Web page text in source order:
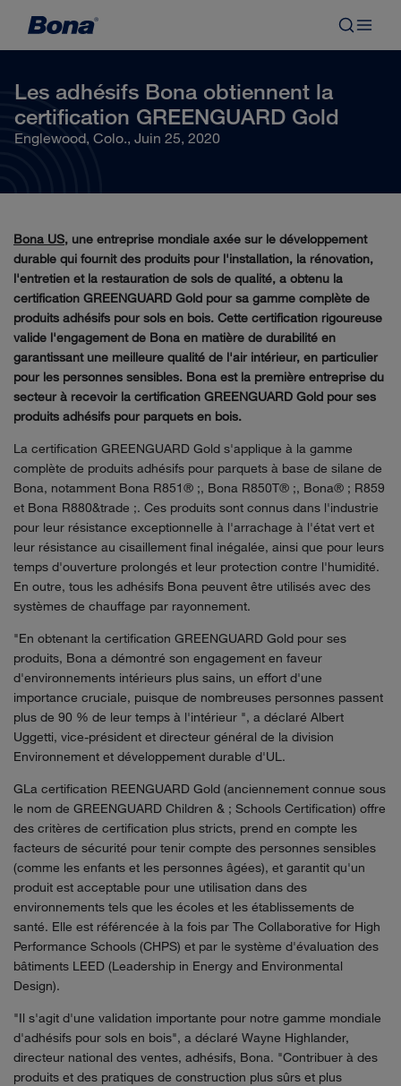
Les adhésifs Bona obtiennent la
certification GREENGUARD Gold
Englewood, Colo., Juin 25, 2020
Bona US, une entreprise mondiale axée sur le développement
durable qui fournit des produits pour l'installation, la rénovation,
l'entretien et la restauration de sols de qualité, a obtenu la
certification GREENGUARD Gold pour sa gamme complète de
produits adhésifs pour sols en bois. Cette certification rigoureuse
valide l'engagement de Bona en matière de durabilité en
garantissant une meilleure qualité de l'air intérieur, en particulier
pour les personnes sensibles. Bona est la première entreprise du
secteur à recevoir la certification GREENGUARD Gold pour ses
produits adhésifs pour parquets en bois.
La certification GREENGUARD Gold s'applique à la gamme
complète de produits adhésifs pour parquets à base de silane de
Bona, notamment Bona R851® ;, Bona R850T® ;, Bona® ; R859
et Bona R880&trade ;. Ces produits sont connus dans l'industrie
pour leur résistance exceptionnelle à l'arrachage à l'état vert et
leur résistance au cisaillement final inégalée, ainsi que pour leurs
temps d'ouverture prolongés et leur protection contre l'humidité.
En outre, tous les adhésifs Bona peuvent être utilisés avec des
systèmes de chauffage par rayonnement.
"En obtenant la certification GREENGUARD Gold pour ses
produits, Bona a démontré son engagement en faveur
d'environnements intérieurs plus sains, un effort d'une
importance cruciale, puisque de nombreuses personnes passent
plus de 90 % de leur temps à l'intérieur ", a déclaré Albert
Uggetti, vice-président et directeur général de la division
Environnement et développement durable d'UL.
GLa certification REENGUARD Gold (anciennement connue sous
le nom de GREENGUARD Children & ; Schools Certification) offre
des critères de certification plus stricts, prend en compte les
facteurs de sécurité pour tenir compte des personnes sensibles
(comme les enfants et les personnes âgées), et garantit qu'un
produit est acceptable pour une utilisation dans des
environnements tels que les écoles et les établissements de
santé. Elle est référencée à la fois par The Collaborative for High
Performance Schools (CHPS) et par le système d'évaluation des
bâtiments LEED (Leadership in Energy and Environmental
Design).
"Il s'agit d'une validation importante pour notre gamme mondiale
d'adhésifs pour sols en bois", a déclaré Wayne Highlander,
directeur national des ventes, adhésifs, Bona. "Contribuer à des
produits et des pratiques de construction plus sûrs et plus